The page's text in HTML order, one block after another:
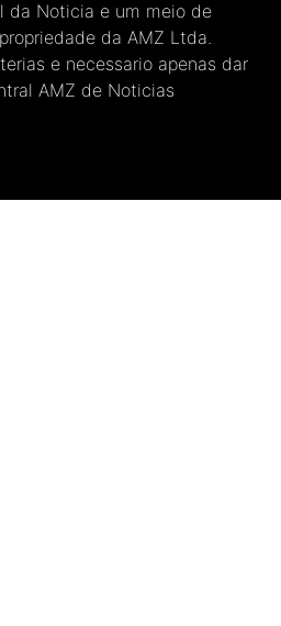
da Noticia e um meio de
da AMZ Ltda.
e necessario apenas dar
AMZ de Noticias